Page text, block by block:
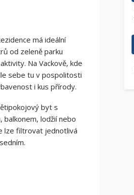
má ideální
od zeleně parku
Na Vackově, kde
sebe tu v pospolitosti
i kus přírody.
byt s
lodžií nebo
lze filtrovat jednotlivá